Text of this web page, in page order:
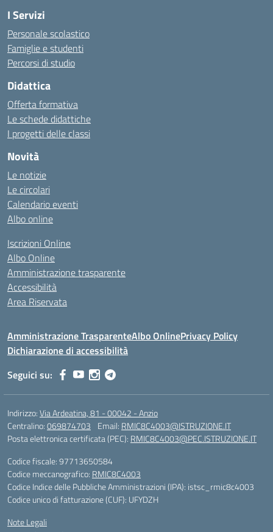
I Servizi
Personale scolastico
Famiglie e studenti
Percorsi di studio
Didattica
Offerta formativa
Le schede didattiche
I progetti delle classi
Novità
Le notizie
Le circolari
Calendario eventi
Albo online
Iscrizioni Online
Albo Online
Amministrazione trasparente
Accessibilità
Area Riservata
Amministrazione TrasparenteAlbo OnlinePrivacy Policy
Dichiarazione di accessibilità
Seguici su:
Indirizzo:Via Ardeatina, 81 - 00042 - Anzio
Centralino:069874703 Email: RMIC8C4003@ISTRUZIONE.IT
Posta elettronica certificata (PEC): RMIC8C4003@PEC.ISTRUZIONE.IT
Codice fiscale: 97713650584
Codice meccanografico: RMIC8C4003
Codice Indice delle Pubbliche Amministrazioni (IPA): istsc_rmic8c4003
Codice unico di fatturazione (CUF): UFYDZH
Note Legali